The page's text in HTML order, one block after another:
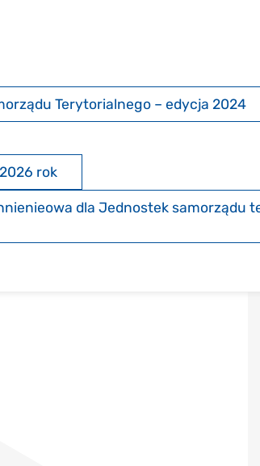
Terytorialnego – edycja 2024
rok
dla Jednostek samorządu